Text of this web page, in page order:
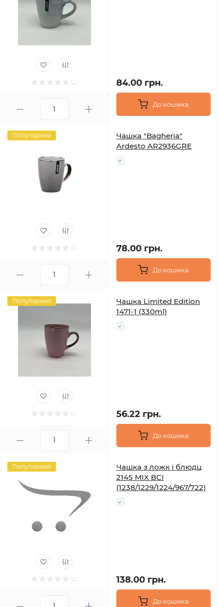
84.00 грн.
До кошика
Популярний
Чашка "Bagheria"
Ardesto AR2936GRE
78.00 грн.
До кошика
Популярний
Чашка Limited Edition
1471-1 (330ml)
56.22 грн.
До кошика
Популярний
Чашка з ложк і блюдц
2145 MIX ВСІ
(1238/1229/1224/967/722)
138.00 грн.
До кошика